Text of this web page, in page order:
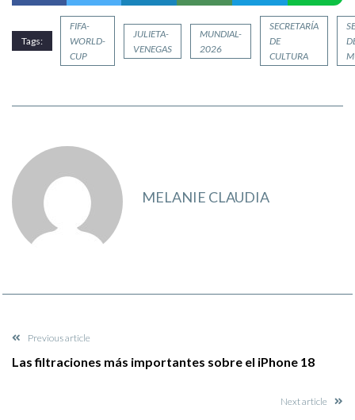
Tags:
FIFA-
WORLD-
CUP
JULIETA-
VENEGAS
MUNDIAL-
2026
SECRETARÍA
DE
CULTURA
MELANIE CLAUDIA
Previous article
Las filtraciones más importantes sobre el iPhone 18
Next article